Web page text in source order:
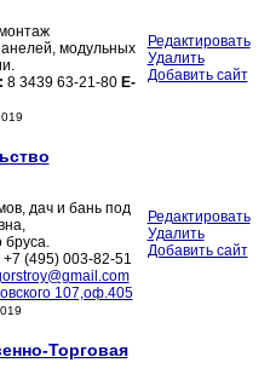
модульных
8 3439 63-21-80 E-
Редактировать
Удалить
Добавить сайт
дач и бань под
бруса.
+7 (495) 003-82-51
107,оф.405
Редактировать
Удалить
Добавить сайт
Торговая